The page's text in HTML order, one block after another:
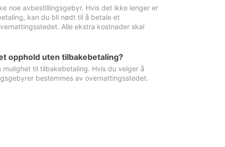
noe avbestillingsgebyr. Hvis det ikke lenger er
kan du bli nødt til å betale et
Alle ekstra kostnader skal
opphold uten tilbakebetaling?
til tilbakebetaling. Hvis du velger å
bestemmes av overnattingsstedet.